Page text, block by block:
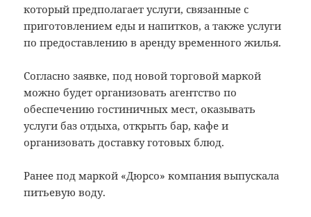
который предполагает услуги, связанные с
приготовлением еды и напитков, а также услуги
по предоставлению в аренду временного жилья.
Согласно заявке, под новой торговой маркой
можно будет организовать агентство по
обеспечению гостиничных мест, оказывать
услуги баз отдыха, открыть бар, кафе и
организовать доставку готовых блюд.
Ранее под маркой «Дюрсо» компания выпускала
питьевую воду.